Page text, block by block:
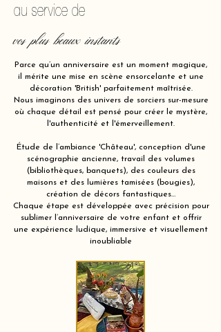
au service de
vos plus beaux instants
Parce qu’un anniversaire est un moment magique,
il mérite une mise en scène ensorcelante et une
décoration 'British' parfaitement maîtrisée.
Nous imaginons des univers de sorciers sur-mesure
où chaque détail est pensé pour créer le mystère,
l'authenticité et l'émerveillement.
Étude de l’ambiance 'Château', conception d'une
scénographie ancienne, travail des volumes
(bibliothèques, banquets), des couleurs des
maisons et des lumières tamisées (bougies),
création de décors fantastiques…
Chaque étape est développée avec précision pour
sublimer l’anniversaire de votre enfant et offrir
une expérience ludique, immersive et visuellement
inoubliable